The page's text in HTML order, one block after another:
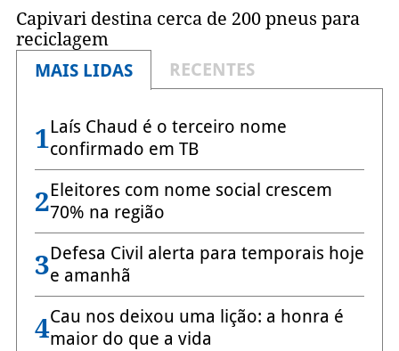
Capivari destina cerca de 200 pneus para
reciclagem
MAIS LIDAS
RECENTES
1Laís Chaud é o terceiro nome
confirmado em TB
2Eleitores com nome social crescem
70% na região
3Defesa Civil alerta para temporais hoje
e amanhã
4Cau nos deixou uma lição: a honra é
maior do que a vida